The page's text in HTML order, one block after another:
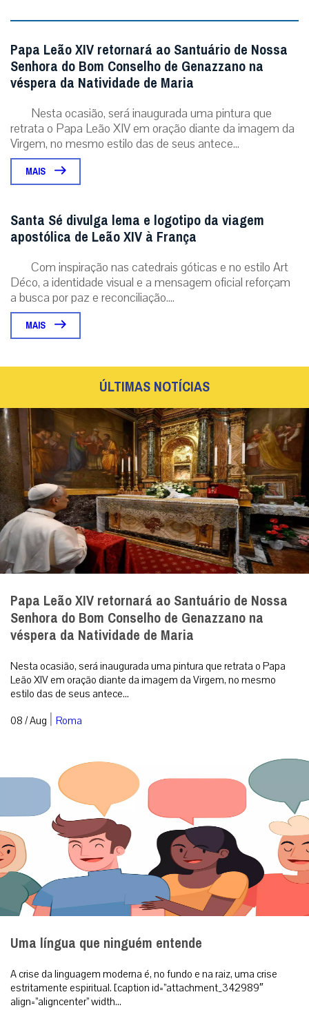
Papa Leão XIV retornará ao Santuário de Nossa
Senhora do Bom Conselho de Genazzano na
véspera da Natividade de Maria
Nesta ocasião, será inaugurada uma pintura que
retrata o Papa Leão XIV em oração diante da imagem da
Virgem, no mesmo estilo das de seus antece...
MAIS
Santa Sé divulga lema e logotipo da viagem
apostólica de Leão XIV à França
Com inspiração nas catedrais góticas e no estilo Art
Déco, a identidade visual e a mensagem oficial reforçam
a busca por paz e reconciliação....
MAIS
ÚLTIMAS NOTÍCIAS
Papa Leão XIV retornará ao Santuário de Nossa
Senhora do Bom Conselho de Genazzano na
véspera da Natividade de Maria
Nesta ocasião, será inaugurada uma pintura que retrata o Papa
Leão XIV em oração diante da imagem da Virgem, no mesmo
estilo das de seus antece...
08 / Aug | Roma
Uma língua que ninguém entende
A crise da linguagem moderna é, no fundo e na raiz, uma crise
estritamente espiritual. [caption id=”attachment_342989″
align=”aligncenter” width...